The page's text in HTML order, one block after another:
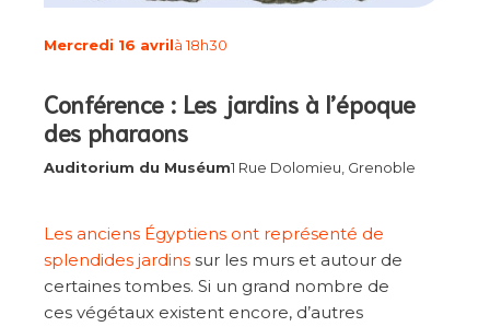
Mercredi 16 avrilà 18h30
Conférence : Les jardins à l’époque
des pharaons
Auditorium du Muséum1 Rue Dolomieu, Grenoble
Les anciens Égyptiens ont représenté de
splendides jardins sur les murs et autour de
certaines tombes. Si un grand nombre de
ces végétaux existent encore, d’autres